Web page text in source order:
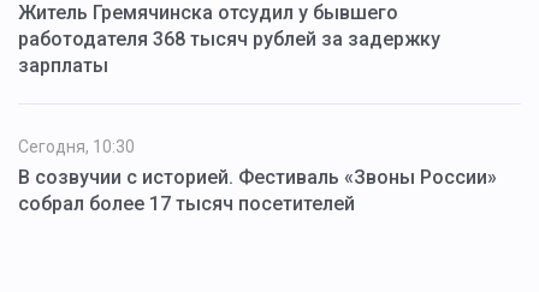
Житель Гремячинска отсудил у бывшего
работодателя 368 тысяч рублей за задержку
зарплаты
Сегодня, 10:30
В созвучии с историей. Фестиваль «Звоны России»
собрал более 17 тысяч посетителей